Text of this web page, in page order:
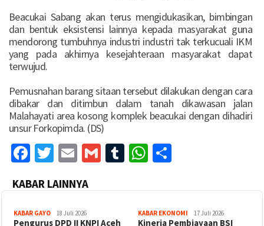
Beacukai Sabang akan terus mengidukasikan, bimbingan
dan bentuk eksistensi lainnya kepada masyarakat guna
mendorong tumbuhnya industri industri tak terkucuali IKM
yang pada akhirnya kesejahteraan masyarakat dapat
terwujud.
Pemusnahan barang sitaan tersebut dilakukan dengan cara
dibakar dan ditimbun dalam tanah dikawasan jalan
Malahayati area kosong komplek beacukai dengan dihadiri
unsur Forkopimda. (DS)
Facebook
Twitter
EmailGmailTumblrWhatsApp
KABAR LAINNYA
KABAR GAYO 18 Juli 2026
‎Pengurus DPD II KNPI Aceh
KABAR EKONOMI 17 Juli 2026
Kinerja Pembiayaan BSI